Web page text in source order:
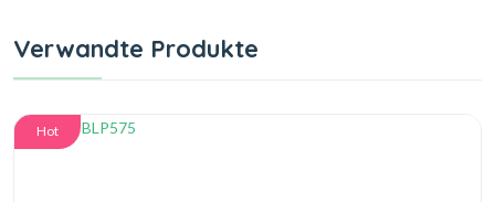
Verwandte Produkte
Hot